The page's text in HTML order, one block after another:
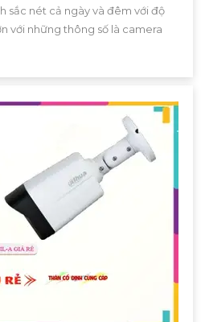
sắc nét cả ngày và đêm với độ
với những thông số là camera